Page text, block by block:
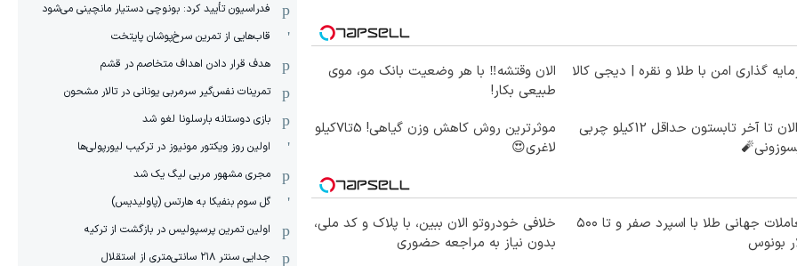
گذاری امن با طلا و نقره | دیجی کالا
الان وقتشه‼️ با هر وضعیت بانک مو، موی
طبیعی بکار!
از الان تا آخر تابستون حداقل 12کیلو چربی
موثرترین روش کاهش وزن گیاهی! 5تا۷کیلو
لاغری😍
معاملات جهانی طلا با اسپرد صفر و تا ۵۰۰
بونوس
خلافی خودروتو الان ببین، با پلاک و کد ملی،
بدون نیاز به مراجعه حضوری
فدراسیون تأیید کرد: بونوچی دستیار مانچینی می‌شود
قاب‌هایی از تمرین سرخ‌پوشان پایتخت
هدف قرار دادن اهداف متخاصم در قشم
‏تمرینات نفس‌گیر سرمربی یونانی در تالار مشحون
بازی دوستانه بارسلونا لغو شد
اولین روز ویکتور مونیوز در ترکیب لیورپولی‌ها
مجری مشهور مربی لیگ یک شد
گل سوم بنفیکا به هارتس (پاولیدیس)
اولین تمرین پرسپولیس در بازگشت از ترکیه
جدایی سنتر ۲۱۸ سانتی‌متری از استقلال